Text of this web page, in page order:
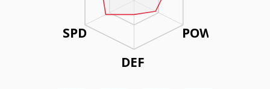
POW
DEF
SPD